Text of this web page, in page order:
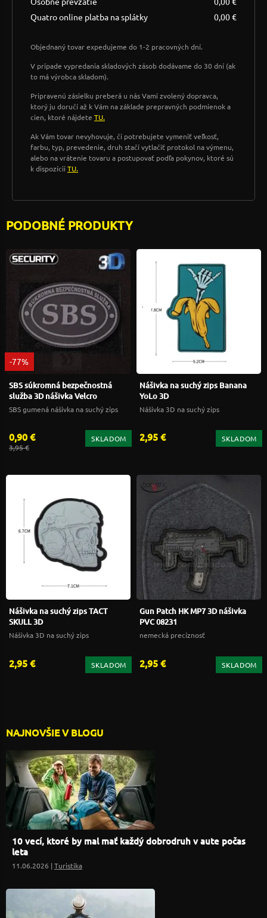
Quatro online platba na splátky
0,00 €
Objednaný tovar expedujeme do 1-2 pracovných dní.
V prípade vypredania skladových zásob dodávame do 30 dní (ak
to má výrobca skladom).
Pripravenú zásielku preberá u nás Vami zvolený dopravca,
ktorý ju doručí až k Vám na základe prepravných podmienok a
cien, ktoré nájdete TU.
Ak Vám tovar nevyhovuje, či potrebujete vymeniť veľkosť,
farbu, typ, prevedenie, druh stačí vytlačiť protokol na výmenu,
alebo na vrátenie tovaru a postupovať podľa pokynov, ktoré sú
k dispozícii TU.
PODOBNÉ PRODUKTY
-77%
SBS súkromná bezpečnostná
služba 3D nášivka Velcro
SBS gumená nášivka na suchý zips
0,90 €
3,95 €
SKLADOM
Nášivka na suchý zips Banana
YoLo 3D
Nášivka 3D na suchý zips
2,95 € SKLADOM
Nášivka na suchý zips TACT
SKULL 3D
Nášivka 3D na suchý zips
2,95 € SKLADOM
Gun Patch HK MP7 3D nášivka
PVC 08231
nemecká precíznosť
2,95 € SKLADOM
NAJNOVŠIE V BLOGU
10 vecí, ktoré by mal mať každý dobrodruh v aute počas
leta
11.06.2026 |Turistika